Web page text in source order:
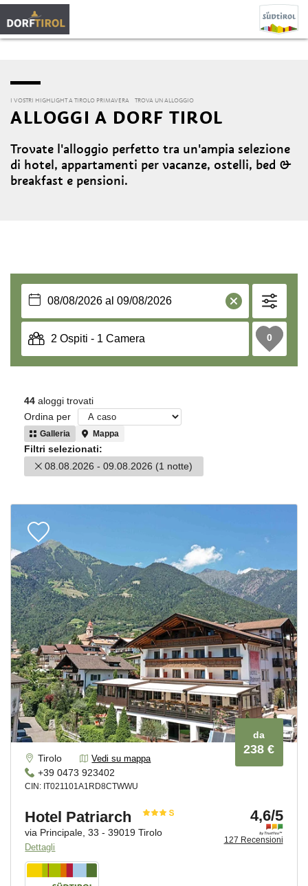
I VOSTRI HIGHLIGHT A TIROLO PRIMAVERA TROVA UN ALLOGGIO
ALLOGGI A DORF TIROL
Trovate l'alloggio perfetto tra un'ampia selezione
di hotel, appartamenti per vacanze, ostelli, bed &
breakfast e pensioni.